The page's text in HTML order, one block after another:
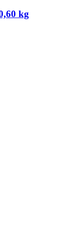
kg